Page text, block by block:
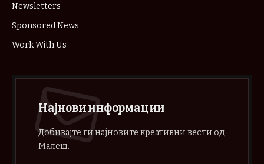
Newsletters
Sponsored News
Work With Us
Најнови информации
Добивајте ги најновите креативни вести од
Малеш.